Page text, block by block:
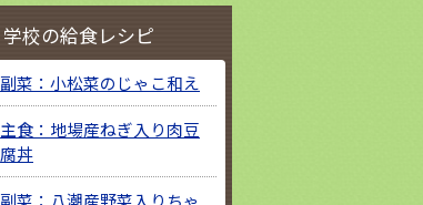
学校の給食レシピ
副菜：小松菜のじゃこ和え
主食：地場産ねぎ入り肉豆
腐丼
副菜：八潮産野菜入りちゃ